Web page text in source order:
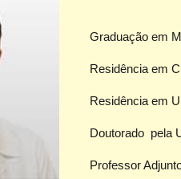
Graduação em
Residência em
Residência em
Doutorado pela
Professor